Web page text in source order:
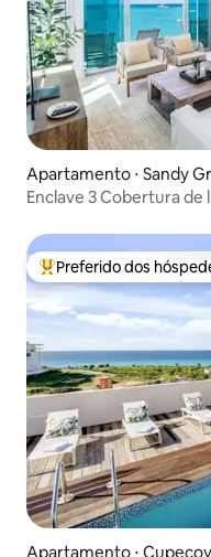
Apartamento ⋅ Sandy
Enclave 3 Cobertura
Entre os melhores
Preferido dos
Apartamento ⋅ Cupecoy